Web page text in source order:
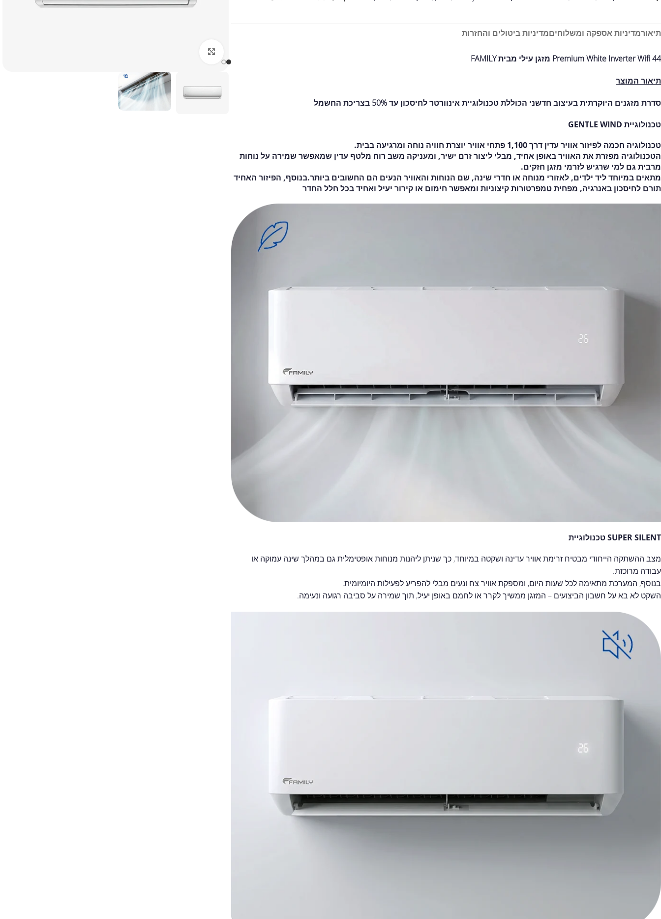
תיאורמדיניות אספקה ומשלוחיםמדיניות ביטולים והחזרות
Premium White Inverter Wifi 44 מזגן עילי מבית FAMILY
תיאור המוצר
סדרת מזגנים היוקרתית בעיצוב חדשני הכוללת טכנולוגיית אינוורטר לחיסכון עד 50% בצריכת החשמל
טכנולוגיית GENTLE WIND
טכנולוגיה חכמה לפיזור אוויר עדין דרך 1,100 פתחי אוויר יוצרת חוויה נוחה ומרגיעה בבית.
הטכנולוגיה מפזרת את האוויר באופן אחיד, מבלי ליצור זרם ישיר, ומעניקה משב רוח מלטף עדין שמאפשר שמירה על נוחות
מרבית גם למי שרגיש לזרמי מזגן חזקים.
מתאים במיוחד ליד ילדים, לאזורי מנוחה או חדרי שינה, שם הנוחות והאוויר הנעים הם החשובים ביותר.בנוסף, הפיזור האחיד
תורם לחיסכון באנרגיה, מפחית טמפרטורות קיצוניות ומאפשר חימום או קירור יעיל ואחיד בכל חלל החדר
SUPER SILENT טכנולוגיית
מצב ההשתקה הייחודי מבטיח זרימת אוויר עדינה ושקטה במיוחד, כך שניתן ליהנות מנוחות אופטימלית גם במהלך שינה עמוקה או
עבודה מרוכזת.
בנוסף, המערכת מתאימה לכל שעות היום, ומספקת אוויר צח ונעים מבלי להפריע לפעילות היומיומית.
השקט לא בא על חשבון הביצועים – המזגן ממשיך לקרר או לחמם באופן יעיל, תוך שמירה על סביבה רגועה ונעימה.